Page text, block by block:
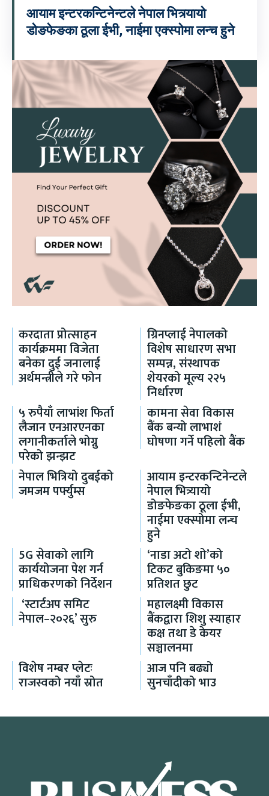
आयाम इन्टरकन्टिनेन्टले नेपाल भित्र्यायो
डोङफेङका ठूला ईभी, नाईमा एक्स्पोमा लन्च हुने
करदाता प्रोत्साहन
कार्यक्रममा विजेता
बनेका दुई जनालाई
अर्थमन्त्रीले गरे फोन
ग्रिनप्लाई नेपालको
विशेष साधारण सभा
सम्पन्न, संस्थापक
शेयरको मूल्य २२५
निर्धारण
५ रुपैयाँ लाभांश फिर्ता
लैजान एनआरएनका
लगानीकर्ताले भोग्नु
परेको झन्झट
कामना सेवा विकास
बैंक बन्यो लाभाशं
घोषणा गर्ने पहिलो बैंक
नेपाल भित्रियो दुबईको
जमजम पर्फ्युम्स
आयाम इन्टरकन्टिनेन्टले
नेपाल भित्र्यायो
डोङफेङका ठूला ईभी,
नाईमा एक्स्पोमा लन्च
हुने
5G सेवाको लागि
कार्ययोजना पेश गर्न
प्राधिकरणको निर्देशन
‘नाडा अटो शो’को
टिकट बुकिङमा ५०
प्रतिशत छुट
‘स्टार्टअप समिट
नेपाल–२०२६’ सुरु
महालक्ष्मी विकास
बैंकद्वारा शिशु स्याहार
कक्ष तथा डे केयर
सञ्चालनमा
विशेष नम्बर प्लेटः
राजस्वको नयाँ स्रोत
आज पनि बढ्यो
सुनचाँदीको भाउ